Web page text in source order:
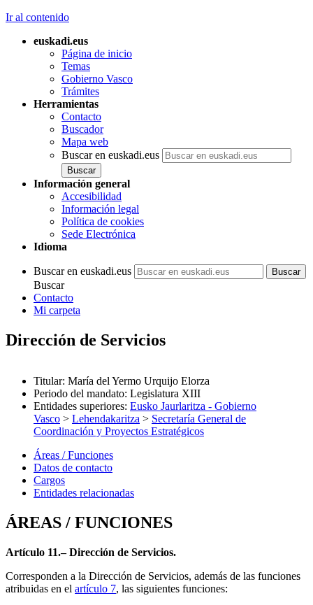
Ir al contenido
euskadi.eus
Página de inicio
Temas
Gobierno Vasco
Trámites
Herramientas
Contacto
Buscador
Mapa web
Buscar en euskadi.eus
Información general
Accesibilidad
Información legal
Política de cookies
Sede Electrónica
Idioma
Buscar en euskadi.eus
Buscar
Contacto
Mi carpeta
Dirección de Servicios
Titular: María del Yermo Urquijo Elorza
Periodo del mandato: Legislatura XIII
Entidades superiores: Eusko Jaurlaritza - Gobierno
Vasco > Lehendakaritza > Secretaría General de
Coordinación y Proyectos Estratégicos
Áreas / Funciones
Datos de contacto
Cargos
Entidades relacionadas
ÁREAS / FUNCIONES
Artículo 11.– Dirección de Servicios.
Corresponden a la Dirección de Servicios, además de las funciones
atribuidas en el artículo 7, las siguientes funciones: